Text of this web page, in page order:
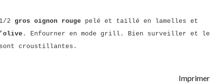
2 gros oignon rouge pelé et taillé en lamelles et
. Enfourner en mode grill. Bien surveiller et le
croustillantes.
Imprimer